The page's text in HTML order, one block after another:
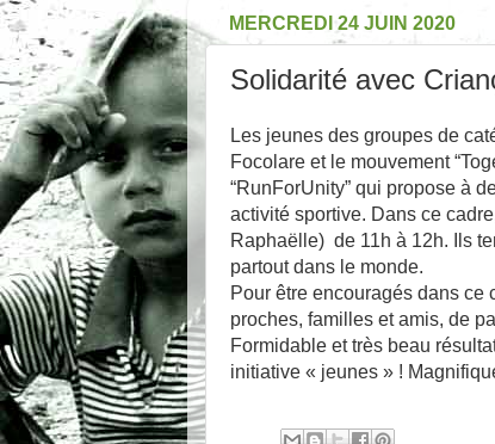
MERCREDI 24 JUIN 2020
Solidarité avec
Les jeunes des groupes de
Focolare et le mouvement
“RunForUnity” qui propose à
activité sportive. Dans ce
Raphaëlle) de 11h à 12h. Ils
partout dans le monde.
Pour être encouragés dans
proches, familles et amis, de
Formidable et très beau
initiative « jeunes » !